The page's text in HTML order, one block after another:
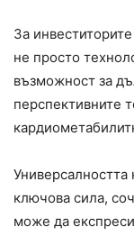
За
не просто
възможност за
перспективните
Универсалността
ключова сила,
може да